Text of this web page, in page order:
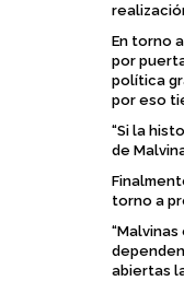
En torno
por
política
por eso
“Si la
de
torno a
abiertas